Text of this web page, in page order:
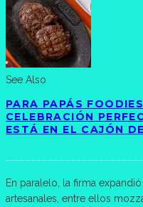
See Also
PARA PAPÁS
CELEBRACIÓN
ESTÁ EN EL CAJÓN
En paralelo, la firma
artesanales, entre ellos